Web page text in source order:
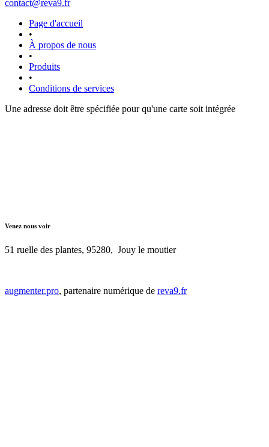
contact@reva9.fr
Page d'accueil
•
À propos de nous
•
Produits
•
Conditions de services
Une adresse doit être spécifiée pour qu'une carte soit intégrée
Venez nous voir
51 ruelle des plantes, 95280, Jouy le moutier
augmenter.pro, partenaire numérique de reva9.fr